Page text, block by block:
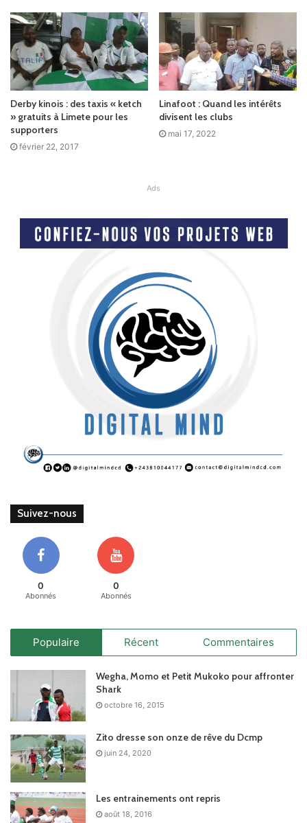
Derby kinois : des taxis « ketch
» gratuits à Limete pour les
supporters
février 22, 2017
Linafoot : Quand les intérêts
divisent les clubs
mai 17, 2022
Ads
Suivez-nous
0
Abonnés
0
Abonnés
Populaire Récent Commentaires
Wegha, Momo et Petit Mukoko pour affronter
Shark
octobre 16, 2015
Zito dresse son onze de rêve du Dcmp
juin 24, 2020
Les entrainements ont repris
août 18, 2016